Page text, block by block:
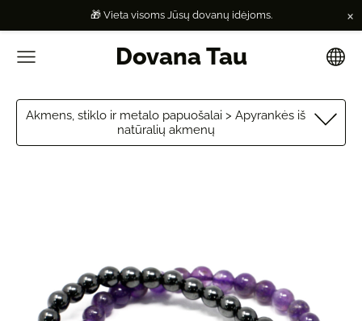
🎁 Vieta visoms Jūsų dovanų idėjoms. ×
Dovana Tau
Akmens, stiklo ir metalo papuošalai > Apyrankės iš
natūralių akmenų